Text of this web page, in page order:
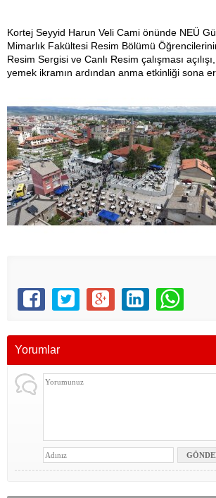
Kortej Seyyid Harun Veli Cami önünde NEÜ
Mimarlık Fakültesi Resim Bölümü
Resim Sergisi ve Canlı Resim çalışması
yemek ikramın ardından anma etkinliği sona
Yorumlar